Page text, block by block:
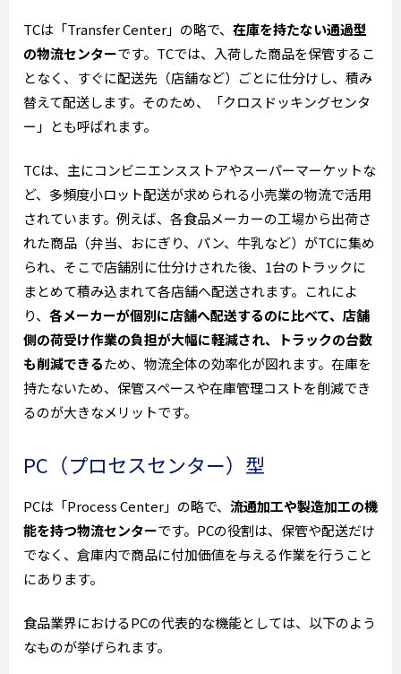
TCは「Transfer Center」の略で、 在庫を持たない通過型
の物流センターです。TCでは、入荷した商品を保管するこ
となく、すぐに配送先（店舗など）ごとに仕分けし、積み
替えて配送します。そのため、「クロスドッキングセンタ
ー」とも呼ばれます。
TCは、主にコンビニエンスストアやスーパーマーケットな
ど、多頻度小ロット配送が求められる小売業の物流で活用
されています。例えば、各食品メーカーの工場から出荷さ
れた商品（弁当、おにぎり、パン、牛乳など）がTCに集め
られ、そこで店舗別に仕分けされた後、1台のトラックに
まとめて積み込まれて各店舗へ配送されます。これによ
り、 各メーカーが個別に店舗へ配送するのに比べて、店舗
側の荷受け作業の負担が大幅に軽減され、トラックの台数
も削減できるため、物流全体の効率化が図れます。在庫を
持たないため、保管スペースや在庫管理コストを削減でき
るのが大きなメリットです。
PC（プロセスセンター）型
PCは「Process Center」の略で、 流通加工や製造加工の機
能を持つ物流センターです。PCの役割は、保管や配送だけ
でなく、倉庫内で商品に付加価値を与える作業を行うこと
にあります。
食品業界におけるPCの代表的な機能としては、以下のよう
なものが挙げられます。